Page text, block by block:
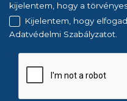
kijelentem, hogy a
Kijelentem, hogy
Adatvédelmi Szabályzatot.